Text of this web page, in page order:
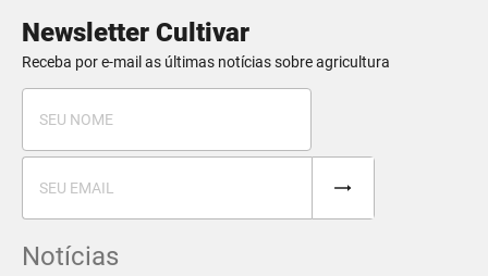
Newsletter Cultivar
Receba por e-mail as últimas notícias sobre agricultura
Notícias